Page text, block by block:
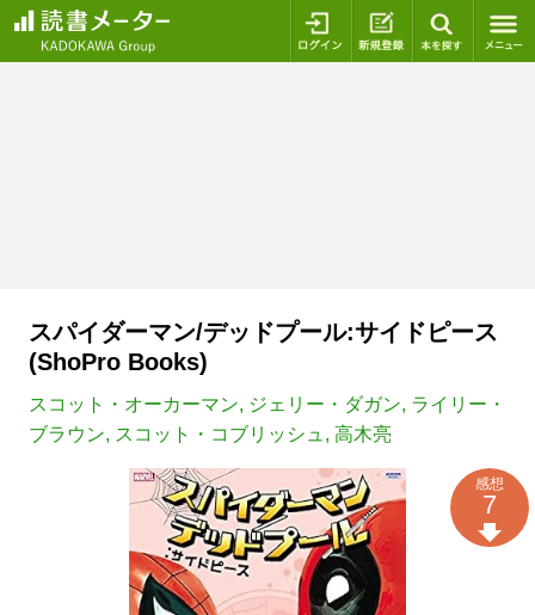
ログイン 新規登録
スパイダーマン/デッドプール:サイドピース
(ShoPro Books)
スコット・オーカーマン, ジェリー・ダガン, ライリー・
ブラウン, スコット・コブリッシュ , 高木亮
感想
7